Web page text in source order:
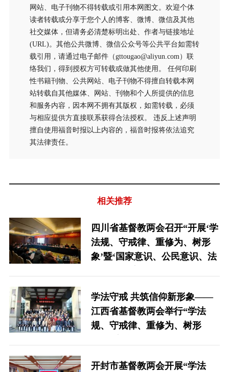
网站、电子刊物不得转载或引用本网图文。欢迎个体
读者转载或分享于您个人的博客、微博、微信及其他
社交媒体，但请务必清楚标明出处、作者与链接地址
(URL)。其他公共微博、微信公众号等公共平台如需转
载引用，请通过电子邮件（gttougao@aliyun.com）联
络我们，得到授权方可转载或做其他使用。 任何印刷
性书籍刊物、公共网站、电子刊物不得擅自转载本网
站转载自其他媒体、网站、刊物和个人所提供的信息
和服务内容，因本网不拥有其版权，如需转载，必须
与相应提供方直接联系获得合法授权。 违反上述声明
擅自使用福音时报以上内容的，福音时报将依法追究
其法律责任。
相关推荐
四川省基督教两会召开“开展‘学
法规、守戒律、重修为、树形
象’暨‘国家意识、公民意识、法
学法守戒 共筑信仰新形象——
江西省基督教两会举行“学法
规、守戒律、重修为、树形
开封市基督教两会开展“学法